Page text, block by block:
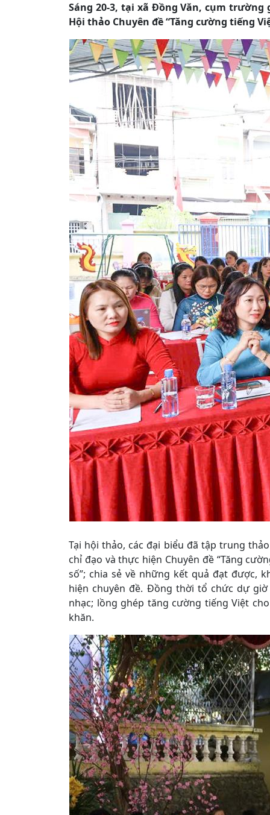
Sáng 20-3, tại xã Đồng Văn, cụm
Hội thảo Chuyên đề “Tăng cường tiếng
Tại hội thảo, các đại biểu đã tập trung
chỉ đạo và thực hiện Chuyên đề “Tăng
số”; chia sẻ về những kết quả đạt được,
hiện chuyên đề. Đồng thời tổ chức dự
nhạc; lồng ghép tăng cường tiếng Việt
khăn.